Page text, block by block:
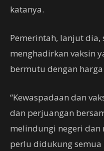
katanya.
Pemerintah, lanjut dia,
menghadirkan vaksin
bermutu dengan
“Kewaspadaan dan
dan perjuangan
melindungi negeri
perlu didukung semua